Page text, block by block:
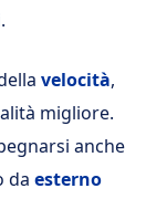
.
velocità,
migliore.
anche
da esterno